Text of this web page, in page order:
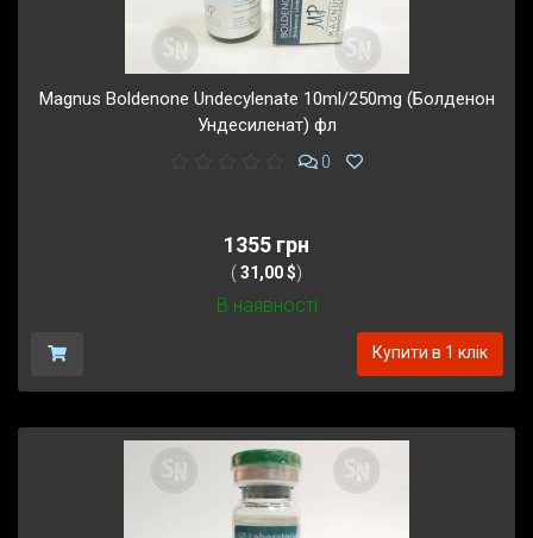
Magnus Boldenone Undecylenate 10ml/250mg (Болденон
Ундесиленат) фл
0
1355 грн
( 31,00 $)
В наявності
Купити в 1 клік